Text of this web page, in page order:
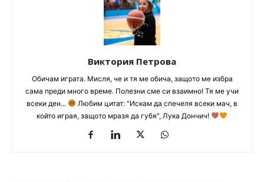
Виктория Петрова
Обичам играта. Мисля, че и тя ме обича, защото ме избра
сама преди много време. Полезни сме си взаимно! Тя ме учи
всеки ден...
Любим цитат: "Искам да спечеля всеки мач, в
който играя, защото мразя да губя", Лука Дончич!